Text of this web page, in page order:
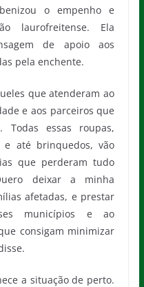
o empenho e
laurofreitense. Ela
de apoio aos
pela enchente.
que atenderam ao
e aos parceiros que
Todas essas roupas,
até brinquedos, vão
que perderam tudo
deixar a minha
afetadas, e prestar
municípios e ao
consigam minimizar
a situação de perto.